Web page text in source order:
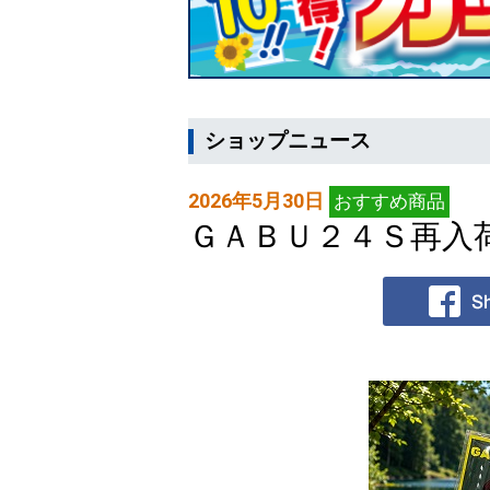
ショップニュース
2026年5月30日 おすすめ商品
ＧＡＢＵ２４Ｓ再入